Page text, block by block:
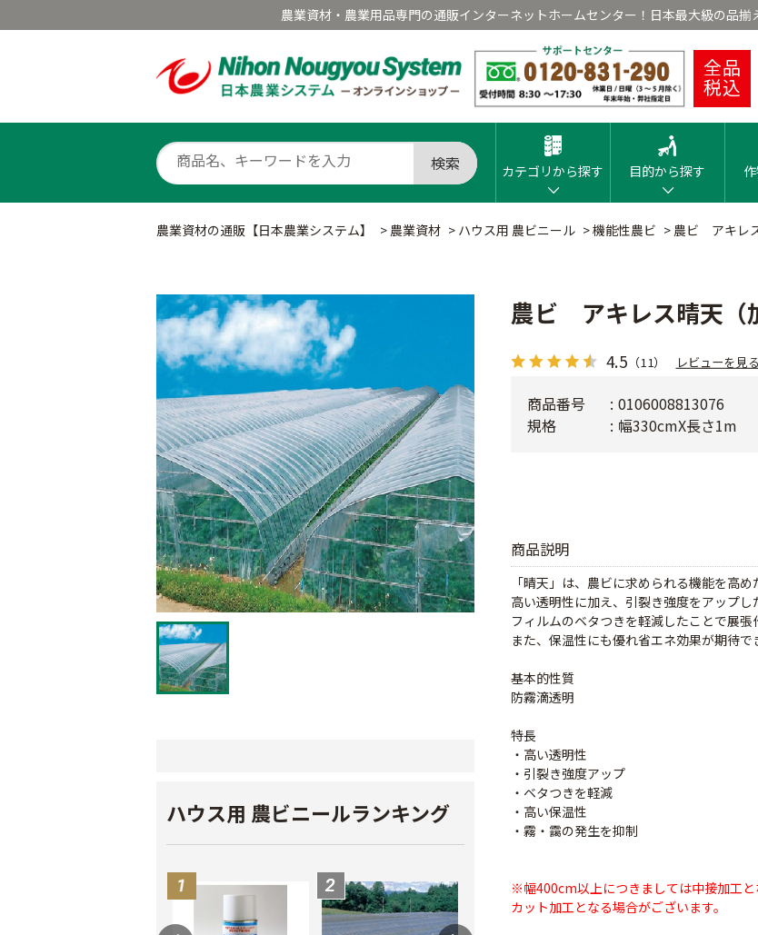
農業資材・農業用品専門の通販インターネットホームセンター！日本最大級の品揃
全品
税込
検索 カテゴリから探す 目的から探す
農業資材の通販【日本農業システム】 > 農業資材 > ハウス用 農ビニール >機能性農ビ > 農ビ アキレ
ハウス用 農ビニールランキング
農ビ アキレス晴天
4.5 （11） レビューを見る
商品説明
「晴天」は、農ビに求められる機能を高め
高い透明性に加え、引裂き強度をアップし
フィルムのベタつきを軽減したことで展張
また、保温性にも優れ省エネ効果が期待で
基本的性質
防霧滴透明
特長
・高い透明性
・引裂き強度アップ
・ベタつきを軽減
・高い保温性
・霧・靄の発生を抑制
※幅400cm以上につきましては中接加工
カット加工となる場合がございます。
商品番号
0106008813076
規格
幅330cmX長さ1m